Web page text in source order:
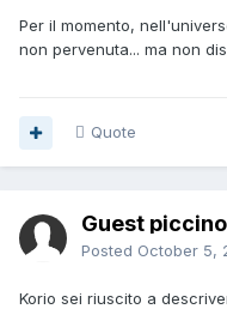
Per il momento,
non pervenuta... ma non
Quote
Guest
Posted October 5,
Korio sei riuscito a